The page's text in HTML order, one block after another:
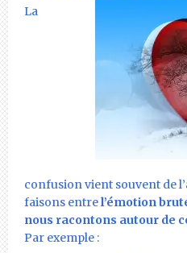
La
confusion vient souvent de
faisons entrel’émotion
nous racontons autour de
Par exemple :